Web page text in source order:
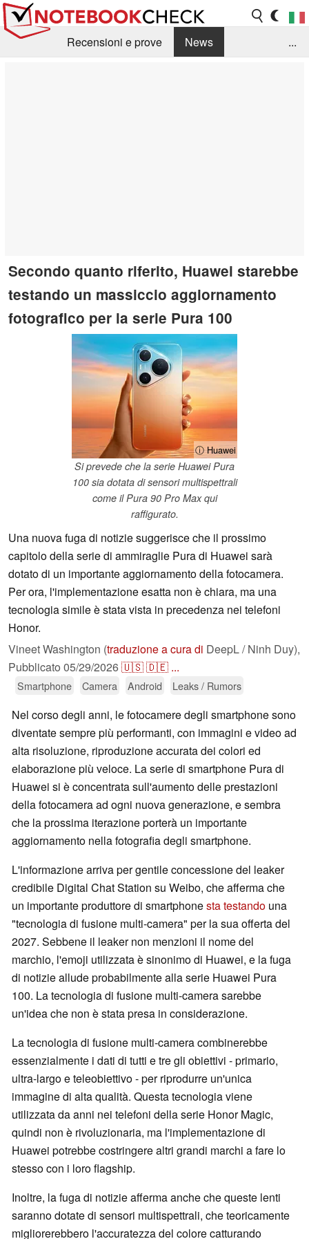
Recensioni e prove
News
...
Secondo quanto riferito, Huawei starebbe
testando un massiccio aggiornamento
fotografico per la serie Pura 100
ⓘ Huawei
Si prevede che la serie Huawei Pura
100 sia dotata di sensori multispettrali
come il Pura 90 Pro Max qui
raffigurato.
Una nuova fuga di notizie suggerisce che il prossimo
capitolo della serie di ammiraglie Pura di Huawei sarà
dotato di un importante aggiornamento della fotocamera.
Per ora, l'implementazione esatta non è chiara, ma una
tecnologia simile è stata vista in precedenza nei telefoni
Honor.
Vineet Washington (traduzione a cura di DeepL / Ninh Duy),
Pubblicato 05/29/2026🇺🇸🇩🇪 ...
Smartphone Camera Android Leaks / Rumors
Nel corso degli anni, le fotocamere degli smartphone sono
diventate sempre più performanti, con immagini e video ad
alta risoluzione, riproduzione accurata dei colori ed
elaborazione più veloce. La serie di smartphone Pura di
Huawei si è concentrata sull'aumento delle prestazioni
della fotocamera ad ogni nuova generazione, e sembra
che la prossima iterazione porterà un importante
aggiornamento nella fotografia degli smartphone.
L'informazione arriva per gentile concessione del leaker
credibile Digital Chat Station su Weibo, che afferma che
un importante produttore di smartphonesta testando una
"tecnologia di fusione multi-camera" per la sua offerta del
2027. Sebbene il leaker non menzioni il nome del
marchio, l'emoji utilizzata è sinonimo di Huawei, e la fuga
di notizie allude probabilmente alla serie Huawei Pura
100. La tecnologia di fusione multi-camera sarebbe
un'idea che non è stata presa in considerazione.
La tecnologia di fusione multi-camera combinerebbe
essenzialmente i dati di tutti e tre gli obiettivi - primario,
ultra-largo e teleobiettivo - per riprodurre un'unica
immagine di alta qualità. Questa tecnologia viene
utilizzata da anni nei telefoni della serie Honor Magic,
quindi non è rivoluzionaria, ma l'implementazione di
Huawei potrebbe costringere altri grandi marchi a fare lo
stesso con i loro flagship.
Inoltre, la fuga di notizie afferma anche che queste lenti
saranno dotate di sensori multispettrali, che teoricamente
migliorerebbero l'accuratezza del colore catturando